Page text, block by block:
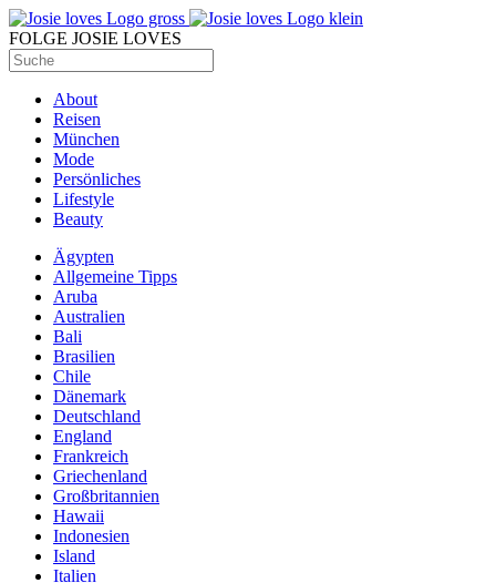
FOLGE JOSIE LOVES
About
Reisen
München
Mode
Persönliches
Lifestyle
Beauty
Ägypten
Allgemeine Tipps
Aruba
Australien
Bali
Brasilien
Chile
Dänemark
Deutschland
England
Frankreich
Griechenland
Großbritannien
Hawaii
Indonesien
Island
Italien